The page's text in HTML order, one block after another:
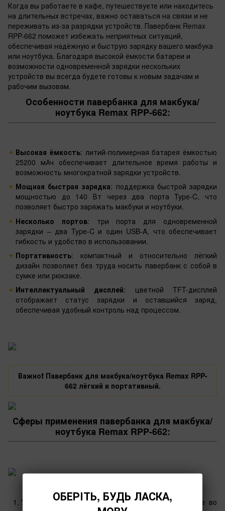
Когда вы работаете в кафе, путешествуете или находитесь
на длительных встречах, важно оставаться на связи и не
переживать из-за разрядки устройств. Павербанк Remax
RPP-662 поможет избежать неприятных ситуаций,
обеспечивая надёжную и быструю зарядку вашего макбука
или ноутбука. Благодаря высокой ёмкости батареи и
возможности одновременной зарядки нескольких
устройств вы всегда будете готовы к новым задачам и
рабочим вызовам.
Особенности павербанка для макбука/
ноутбука Remax RPP-662:
Высокая ёмкость: литий-полимерная батарея ёмкостью
25200 мАч обеспечивает длительное время работы и
возможность многократной зарядки устройств.
Мощная быстрая зарядка: поддержка быстрой зарядки
мощностью до 140 Вт через два порта Type-C, что
позволяет быстро заряжать макбуки и ноутбуки.
Несколько портов: три порта для одновременной
зарядки – два Type-C и один USB-A, что обеспечивает
гибкость и удобство в использовании.
Портативность: компактный и относительно лёгкий
дизайн позволяет без труда носить павербанк с собой в
сумке или рюкзаке.
Интеллектуальный дисплей: цветной TFT-дисплей
отображает статус зарядки и оставшийся заряд,
обеспечивая удобный контроль над процессом.
Важно❗️ Павербанк для макбука/ноутбука Remax RPP-
662 лёгкий и портативный.
Сферы применения павербанка для макбука/
ноутбука Remax RPP-662:
Удалённая работа : зарядка ноутбуков и макбуков во
ОБЕРІТЬ, БУДЬ ЛАСКА,